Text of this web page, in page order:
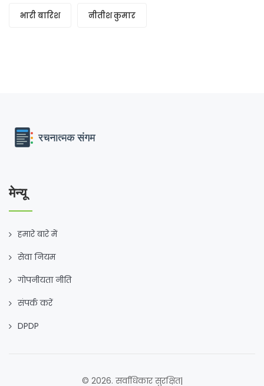
भारी बारिश नीतीश कुमार
मेन्यू
हमारे बारे में
सेवा नियम
गोपनीयता नीति
संपर्क करें
DPDP
© 2026. सर्वाधिकार सुरक्षित|